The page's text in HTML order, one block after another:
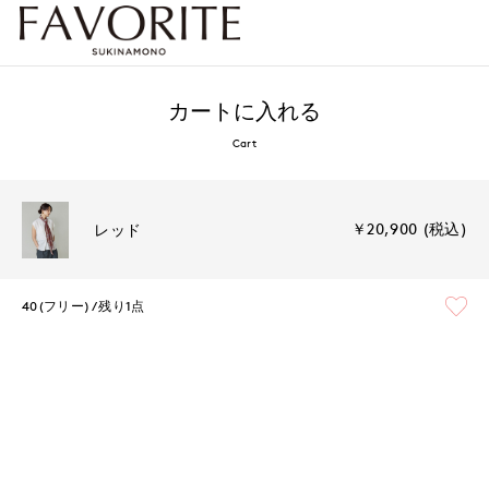
カートに入れる
Cart
レッド ￥20,900 (税込)
40(フリー) 残り1点